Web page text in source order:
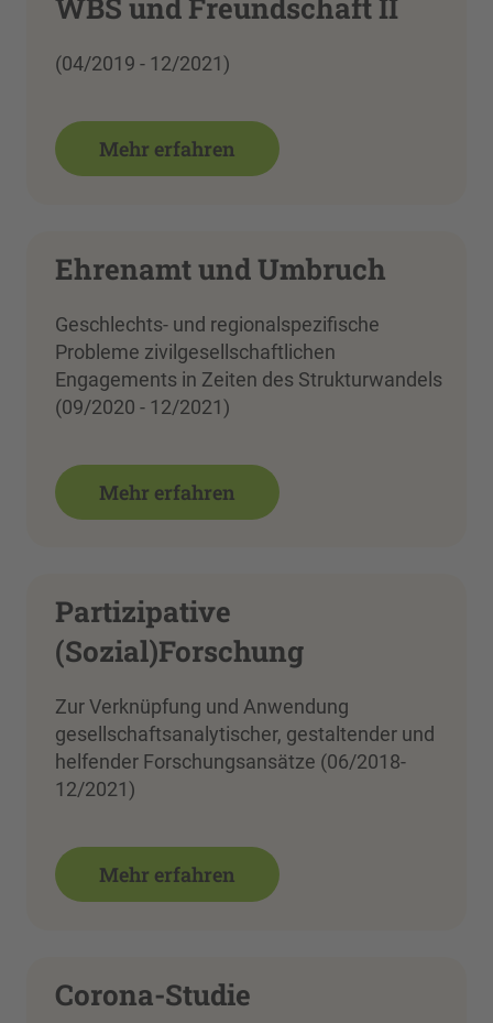
WBS und Freundschaft II
(04/2019 - 12/2021)
Mehr erfahren
Ehrenamt und Umbruch
Geschlechts- und regionalspezifische
Probleme zivilgesellschaftlichen
Engagements in Zeiten des Strukturwandels
(09/2020 - 12/2021)
Mehr erfahren
Partizipative
(Sozial)Forschung
Zur Verknüpfung und Anwendung
gesellschaftsanalytischer, gestaltender und
helfender Forschungsansätze (06/2018-
12/2021)
Mehr erfahren
Corona-Studie